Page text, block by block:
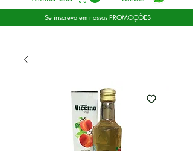
Se inscreva em nossas PROMOÇÕES